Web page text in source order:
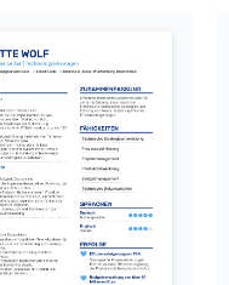
mit einem Budget von 5 Millionen
das Team bei der Erreichung von
Markteinführung führte.
mit Lieferanten und externen Partnern, um
die Einhaltung der Sicherheitsvorschriften und
in Maschinenbau
München
Science in Elektrotechnik
Universität Heidelberg